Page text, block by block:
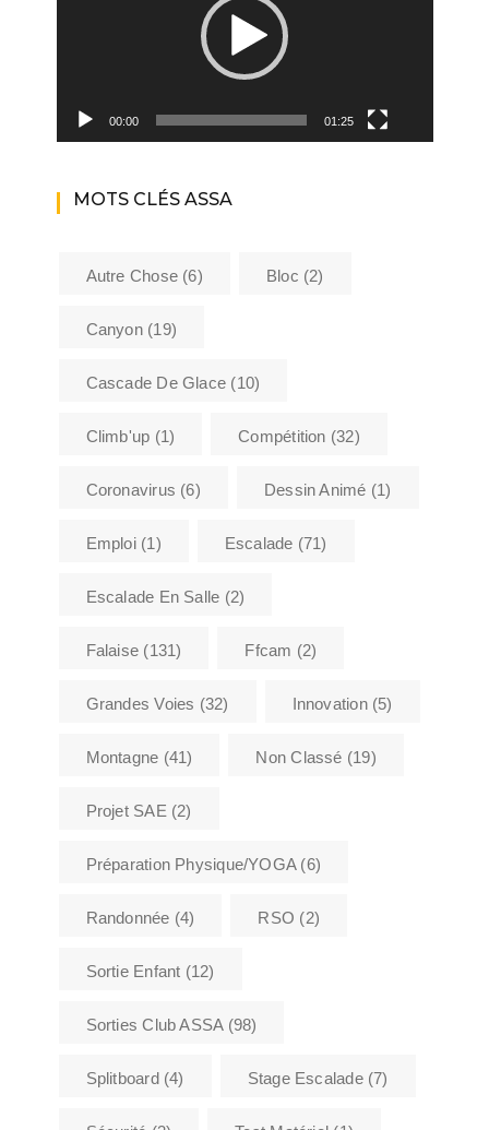
00:00 01:25
MOTS CLÉS ASSA
Autre Chose(6) Bloc (2)
Canyon(19)
Cascade De Glace (10)
Climb'up (1) Compétition (32)
Coronavirus (6) Dessin Animé (1)
Emploi(1) Escalade (71)
Escalade En Salle (2)
Falaise (131) Ffcam (2)
Grandes Voies (32) Innovation(5)
Montagne (41) Non Classé (19)
Projet SAE (2)
Préparation Physique/YOGA(6)
Randonnée (4) RSO (2)
Sortie Enfant (12)
Sorties Club ASSA(98)
Splitboard(4) Stage Escalade(7)